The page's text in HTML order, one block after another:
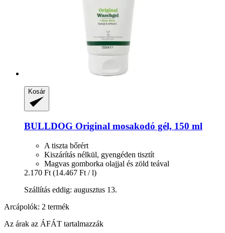
Kosár
BULLDOG Original mosakodó gél, 150 ml
A tiszta bőrért
Kiszárítás nélkül, gyengéden tisztít
Magvas gomborka olajjal és zöld teával
2.170 Ft (14.467 Ft / l)
Szállítás eddig: augusztus 13.
Arcápolók: 2 termék
Az árak az ÁFÁT tartalmazzák